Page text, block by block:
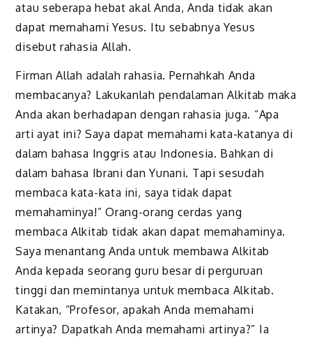
atau seberapa hebat akal Anda, Anda tidak akan
dapat memahami Yesus. Itu sebabnya Yesus
disebut rahasia Allah.
Firman Allah adalah rahasia. Pernahkah Anda
membacanya? Lakukanlah pendalaman Alkitab maka
Anda akan berhadapan dengan rahasia juga. “Apa
arti ayat ini? Saya dapat memahami kata-katanya di
dalam bahasa Inggris atau Indonesia. Bahkan di
dalam bahasa Ibrani dan Yunani. Tapi sesudah
membaca kata-kata ini, saya tidak dapat
memahaminya!” Orang-orang cerdas yang
membaca Alkitab tidak akan dapat memahaminya.
Saya menantang Anda untuk membawa Alkitab
Anda kepada seorang guru besar di perguruan
tinggi dan memintanya untuk membaca Alkitab.
Katakan, “Profesor, apakah Anda memahami
artinya? Dapatkah Anda memahami artinya?” Ia